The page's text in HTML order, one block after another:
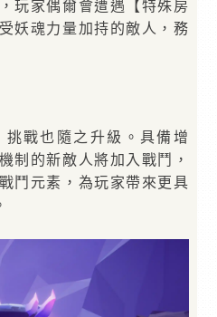
玩家偶爾會遭遇【特殊房
妖魂力量加持的敵人，務
戰也隨之升級。具備增
制的新敵人將加入戰鬥，
鬥元素，為玩家帶來更具